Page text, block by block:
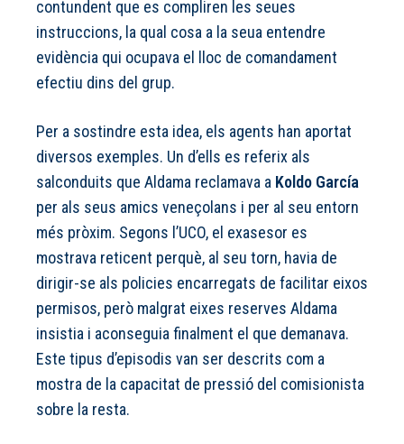
contundent que es compliren les seues
instruccions, la qual cosa a la seua entendre
evidència qui ocupava el lloc de comandament
efectiu dins del grup.
Per a sostindre esta idea, els agents han aportat
diversos exemples. Un d’ells es referix als
salconduits que Aldama reclamava a Koldo García
per als seus amics veneçolans i per al seu entorn
més pròxim. Segons l’UCO, el exasesor es
mostrava reticent perquè, al seu torn, havia de
dirigir-se als policies encarregats de facilitar eixos
permisos, però malgrat eixes reserves Aldama
insistia i aconseguia finalment el que demanava.
Este tipus d’episodis van ser descrits com a
mostra de la capacitat de pressió del comisionista
sobre la resta.